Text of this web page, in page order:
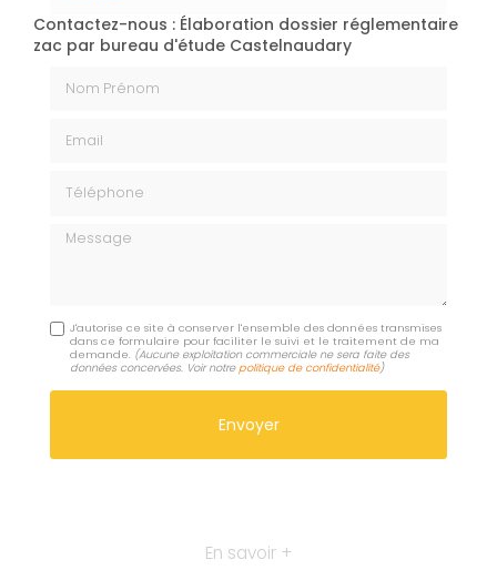
Contactez-nous : Élaboration dossier réglementaire
zac par bureau d'étude Castelnaudary
Message
J'autorise ce site à conserver l'ensemble des données transmises
dans ce formulaire pour faciliter le suivi et le traitement de ma
demande. (Aucune exploitation commerciale ne sera faite des
données concervées. Voir notre politique de confidentialité)
En savoir +